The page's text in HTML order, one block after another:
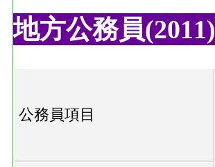
地方公務員(2011)
公務員項目